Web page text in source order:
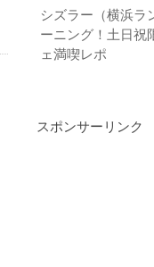
シズラー（横浜ラ
ーニング！土日祝
ェ満喫レポ
スポンサーリンク